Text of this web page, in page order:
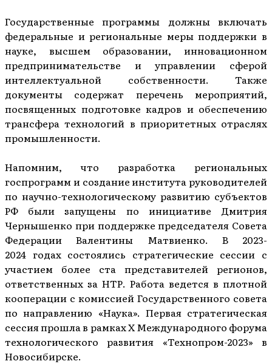
Государственные программы должны включать
федеральные и региональные меры поддержки в
науке, высшем образовании, инновационном
предпринимательстве и управлении сферой
интеллектуальной собственности. Также
документы содержат перечень мероприятий,
посвященных подготовке кадров и обеспечению
трансфера технологий в приоритетных отраслях
промышленности.
Напомним, что разработка региональных
госпрограмм и создание института руководителей
по научно-технологическому развитию субъектов
РФ были запущены по инициативе Дмитрия
Чернышенко при поддержке председателя Совета
Федерации Валентины Матвиенко. В 2023-
2024 годах состоялись стратегические сессии с
участием более ста представителей регионов,
ответственных за НТР. Работа ведется в плотной
кооперации с комиссией Государственного совета
по направлению «Наука». Первая стратегическая
сессия прошла в рамках X Международного форума
технологического развития «Технопром-2023» в
Новосибирске.